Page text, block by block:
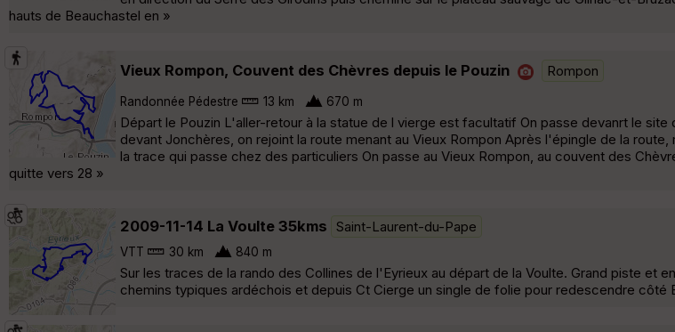
hauts de Beauchastel en »
Vieux Rompon, Couvent des Chèvres depuis le Pouzin Rompon
Randonnée Pédestre 13 km 670 m
Départ le Pouzin L'aller-retour à la statue de l vierge est facultatif On passe devanrt le
devant Jonchères, on rejoint la route menant au Vieux Rompon Après l'épingle de la route,
la trace qui passe chez des particuliers On passe au Vieux Rompon, au couvent des
quitte vers 28 »
2009-11-14 La Voulte 35kms Saint-Laurent-du-Pape
VTT 30 km 840 m
Sur les traces de la rando des Collines de l'Eyrieux au départ de la Voulte. Grand piste et
chemins typiques ardéchois et depuis Ct Cierge un single de folie pour redescendre côté